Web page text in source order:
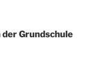
Grundschule